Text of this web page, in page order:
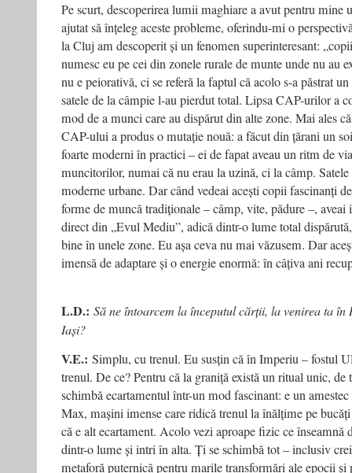
Pe scurt, descoperirea lumii maghiare a avut pentru mine
ajutat să înțeleg aceste probleme, oferindu-mi o
la Cluj am descoperit și un fenomen superinteresant:
numesc eu pe cei din zonele rurale de munte unde nu au
nu e peiorativă, ci se referă la faptul că acolo s-a păstrat
satele de la câmpie l-au pierdut total. Lipsa CAP-urilor a
mod de a munci care au dispărut din alte zone. Mai ales
CAP-ului a produs o mutație nouă: a făcut din țărani un
foarte moderni în practici – ei de fapat aveau un ritm de
muncitorilor, numai că nu erau la uzină, ci la câmp. Satele
moderne urbane. Dar când vedeai acești copii fascinanți
forme de muncă tradiționale – câmp, vite, pădure –, aveai
direct din „Evul Mediu”, adică dintr-o lume total
bine în unele zone. Eu așa ceva nu mai văzusem. Dar
imensă de adaptare și o energie enormă: în câțiva ani
L.D.: Să ne întoarcem la începutul cărții, la venirea ta în
Iași?
V.E.: Simplu, cu trenul. Eu susțin că în Imperiu – fostul
trenul. De ce? Pentru că la graniță există un ritual unic,
schimbă ecartamentul într-un mod fascinant: e un
Max, mașini imense care ridică trenul la înălțime pe
că e alt ecartament. Acolo vezi aproape fizic ce înseamnă
dintr-o lume și intri în alta. Ți se schimbă tot – inclusiv
metaforă puternică pentru marile transformări ale epocii și